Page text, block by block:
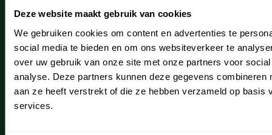
Deze website maakt gebruik van cookies
We gebruiken cookies om content en advertenties te
social media te bieden en om ons websiteverkeer te
over uw gebruik van onze site met onze partners voor
analyse. Deze partners kunnen deze gegevens combineren
aan ze heeft verstrekt of die ze hebben verzameld op basis
services.
Hillegom
Leiderdorp
Lisse
Noordwijk